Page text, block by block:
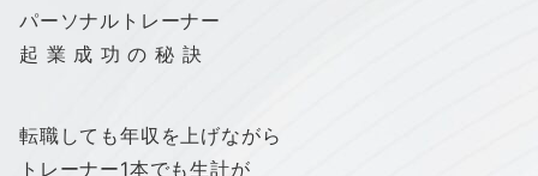
パーソナルトレーナー
起 業 成 功 の 秘 訣
転職しても年収を上げながら
トレーナー1本でも生計が